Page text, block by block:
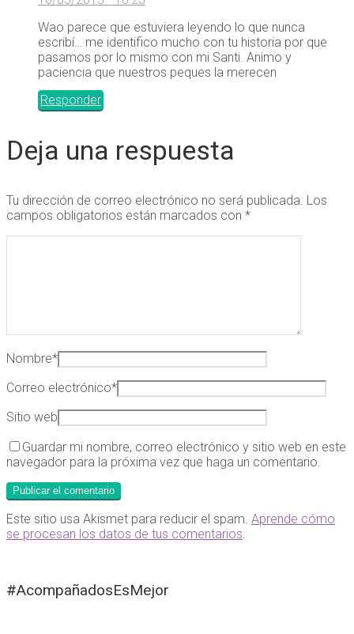
Wao parece que estuviera leyendo lo que nunca
escribí… me identifico mucho con tu historia por que
pasamos por lo mismo con mi Santi. Animo y
paciencia que nuestros peques la merecen
Responder
Deja una respuesta
Tu dirección de correo electrónico no será publicada. Los
campos obligatorios están marcados con *
Nombre*
Correo electrónico*
Sitio web
Guardar mi nombre, correo electrónico y sitio web en este
navegador para la próxima vez que haga un comentario.
Este sitio usa Akismet para reducir el spam. Aprende cómo
se procesan los datos de tus comentarios.
#AcompañadosEsMejor